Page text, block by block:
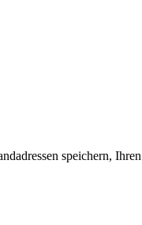
speichern,